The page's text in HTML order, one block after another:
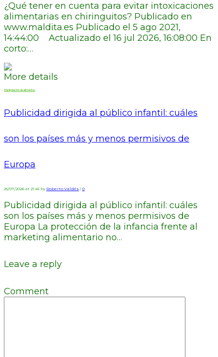
¿Qué tener en cuenta para evitar intoxicaciones
alimentarias en chiringuitos? Publicado en
www.maldita.es Publicado el 5 ago 2021,
14:44:00 Actualizado el 16 jul 2026, 16:08:00 En
corto:…
More details
Manipulación de alimentos
Publicidad dirigida al público infantil: cuáles
son los países más y menos permisivos de
Europa
25/07/2026 at 21:45 by Roberto Valdés / 0
Publicidad dirigida al público infantil: cuáles
son los países más y menos permisivos de
Europa La protección de la infancia frente al
marketing alimentario no…
Leave a reply
Comment